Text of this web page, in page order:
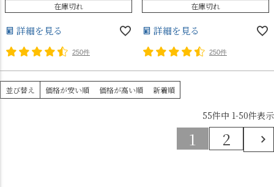
在庫切れ
詳細を見る
250件
在庫切れ
詳細を見る
250件
並び替え 価格が安い順 価格が高い順 新着順
55件中 1-50件表示
1 2